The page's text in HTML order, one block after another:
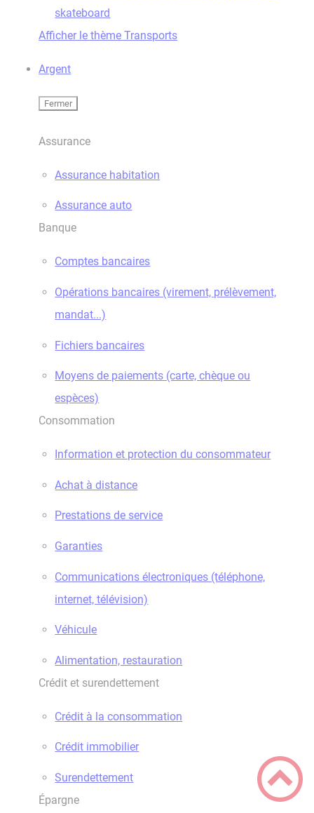
skateboard
Afficher le thème Transports
Argent
Fermer
Assurance
Assurance habitation
Assurance auto
Banque
Comptes bancaires
Opérations bancaires (virement, prélèvement,
mandat...)
Fichiers bancaires
Moyens de paiements (carte, chèque ou
espèces)
Consommation
Information et protection du consommateur
Achat à distance
Prestations de service
Garanties
Communications électroniques (téléphone,
internet, télévision)
Véhicule
Alimentation, restauration
Crédit et surendettement
Crédit à la consommation
Crédit immobilier
Surendettement
Épargne